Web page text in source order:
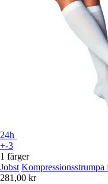
24h
+-3
1 färger
Jobst
281,00 kr